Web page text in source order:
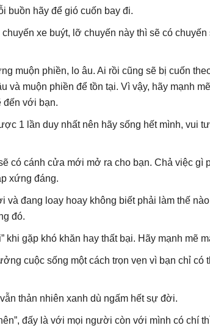
buồn hãy để gió cuốn bay đi.
xe buýt, lỡ chuyến này thì sẽ có
muộn phiền, lo âu. Ai rồi cũng sẽ bị cuốn
và muộn phiền để tồn tại. Vì vậy, hãy mạnh
đến với bạn.
1 lần duy nhất nên hãy sống hết mình, vui
có cánh cửa mới mở ra cho bạn. Chả việc gì
xứng đáng.
và đang loay hoay không biết phải làm thế
đó.
khi gặp khó khăn hay thất bại. Hãy mạnh mẽ
cuộc sống một cách trọn vẹn vì bạn chỉ có
thản nhiên xanh dù ngấm hết sự đời.
đấy là với mọi người còn với mình có chí